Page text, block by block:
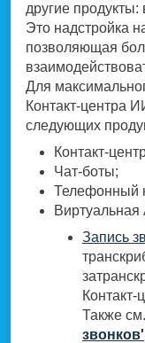
другие
Это надстройка
позволяющая
Для
Контакт-центра
следующих
Контакт-
Чат-боты;
Телефонный
Запись
Также см.
звонков'